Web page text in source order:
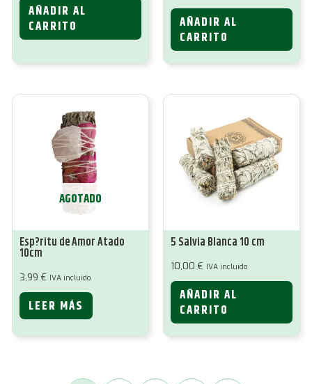
AÑADIR AL
CARRITO
AÑADIR AL
CARRITO
AGOTADO
Esp?ritu de Amor Atado
10cm
3,99 € IVA incluido
LEER MÁS
5 Salvia Blanca 10 cm
10,00 € IVA incluido
AÑADIR AL
CARRITO